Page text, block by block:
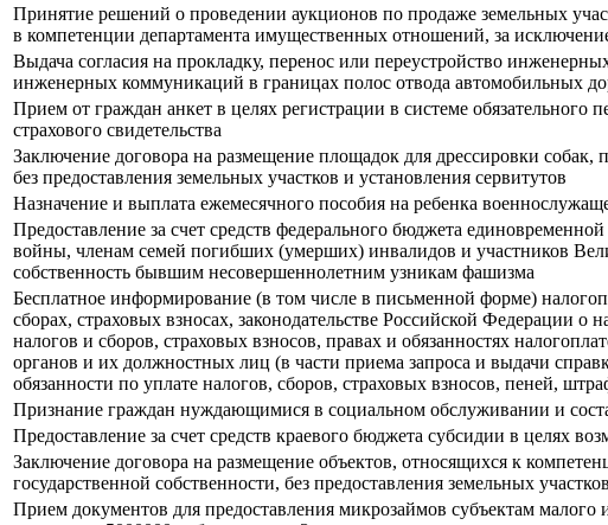
Принятие решений о проведении аукционов по продаже земельных
в компетенции департамента имущественных отношений, за
Выдача согласия на прокладку, перенос или переустройство
инженерных коммуникаций в границах полос отвода автомобильных
Прием от граждан анкет в целях регистрации в системе
страхового свидетельства
Заключение договора на размещение площадок для дрессировки собак,
без предоставления земельных участков и установления сервитутов
Назначение и выплата ежемесячного пособия на ребенка
Предоставление за счет средств федерального бюджета
войны, членам семей погибших (умерших) инвалидов и участников
собственность бывшим несовершеннолетним узникам фашизма
Бесплатное информирование (в том числе в письменной форме)
сборах, страховых взносах, законодательстве Российской Федерации
налогов и сборов, страховых взносов, правах и обязанностях
органов и их должностных лиц (в части приема запроса и выдачи
обязанности по уплате налогов, сборов, страховых взносов, пеней,
Признание граждан нуждающимися в социальном обслуживании и
Предоставление за счет средств краевого бюджета субсидии в целях
Заключение договора на размещение объектов, относящихся к
государственной собственности, без предоставления земельных
Прием документов для предоставления микрозаймов субъектам